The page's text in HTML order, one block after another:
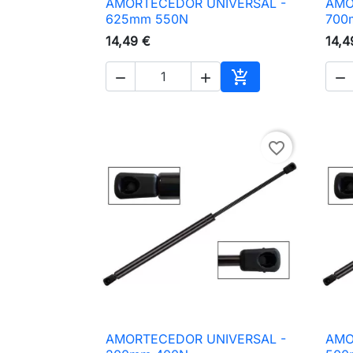
 Vista rápida
625mm 550N
14,49 €
  
Adicionar ao

favorite_border
 Vista rápida
AMORTECEDOR UNIVERSAL -